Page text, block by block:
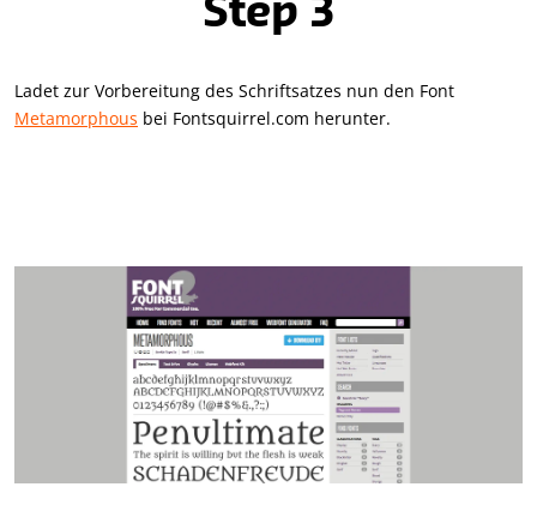
Step 3
Ladet zur Vorbereitung des Schriftsatzes nun den Font
Metamorphous bei Fontsquirrel.com herunter.